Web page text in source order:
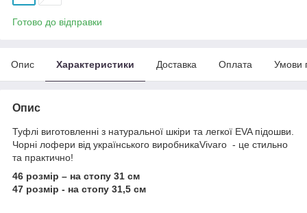
Готово до відправки
Опис Характеристики Доставка Оплата Умови
Опис
Туфлі виготовленні з натуральної шкіри та легкої EVA підошви.
Чорні лофери від українського виробникаVivaro - це стильно
та практично!
46 розмір – на стопу 31 см
47 розмір - на стопу 31,5 см